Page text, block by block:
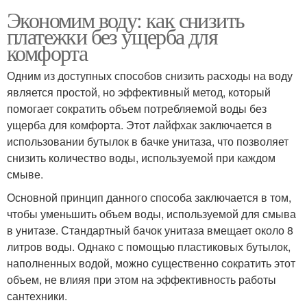
Экономим воду: как снизить
платежки без ущерба для
комфорта
Одним из доступных способов снизить расходы на воду
является простой, но эффективный метод, который
помогает сократить объем потребляемой воды без
ущерба для комфорта. Этот лайфхак заключается в
использовании бутылок в бачке унитаза, что позволяет
снизить количество воды, используемой при каждом
смыве.
Основной принцип данного способа заключается в том,
чтобы уменьшить объем воды, используемой для смыва
в унитазе. Стандартный бачок унитаза вмещает около 8
литров воды. Однако с помощью пластиковых бутылок,
наполненных водой, можно существенно сократить этот
объем, не влияя при этом на эффективность работы
сантехники.